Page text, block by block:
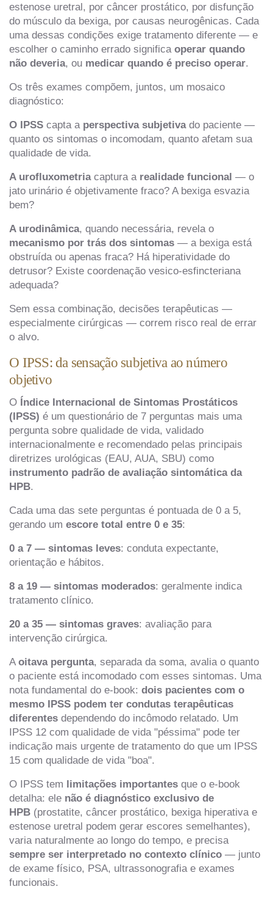
estenose uretral, por câncer prostático, por disfunção
do músculo da bexiga, por causas neurogênicas. Cada
uma dessas condições exige tratamento diferente — e
escolher o caminho errado significa operar quando
não deveria, ou medicar quando é preciso operar.
Os três exames compõem, juntos, um mosaico
diagnóstico:
O IPSS capta a perspectiva subjetivado paciente —
quanto os sintomas o incomodam, quanto afetam sua
qualidade de vida.
A urofluxometriacaptura a realidade funcional — o
jato urinário é objetivamente fraco? A bexiga esvazia
bem?
A urodinâmica, quando necessária, revela o
mecanismo por trás dos sintomas — a bexiga está
obstruída ou apenas fraca? Há hiperatividade do
detrusor? Existe coordenação vesico-esfincteriana
adequada?
Sem essa combinação, decisões terapêuticas —
especialmente cirúrgicas — correm risco real de errar
o alvo.
O IPSS: da sensação subjetiva ao número
objetivo
O Índice Internacional de Sintomas Prostáticos
(IPSS) é um questionário de 7 perguntas mais uma
pergunta sobre qualidade de vida, validado
internacionalmente e recomendado pelas principais
diretrizes urológicas (EAU, AUA, SBU) como
instrumento padrão de avaliação sintomática da
HPB.
Cada uma das sete perguntas é pontuada de 0 a 5,
gerando um escore total entre 0 e 35:
0 a 7 — sintomas leves: conduta expectante,
orientação e hábitos.
8 a 19 — sintomas moderados: geralmente indica
tratamento clínico.
20 a 35 — sintomas graves: avaliação para
intervenção cirúrgica.
A oitava pergunta, separada da soma, avalia o quanto
o paciente está incomodado com esses sintomas. Uma
nota fundamental do e-book: dois pacientes com o
mesmo IPSS podem ter condutas terapêuticas
diferentes dependendo do incômodo relatado. Um
IPSS 12 com qualidade de vida "péssima" pode ter
indicação mais urgente de tratamento do que um IPSS
15 com qualidade de vida "boa".
O IPSS tem limitações importantes que o e-book
detalha: ele não é diagnóstico exclusivo de
HPB (prostatite, câncer prostático, bexiga hiperativa e
estenose uretral podem gerar escores semelhantes),
varia naturalmente ao longo do tempo, e precisa
sempre ser interpretado no contexto clínico — junto
de exame físico, PSA, ultrassonografia e exames
funcionais.